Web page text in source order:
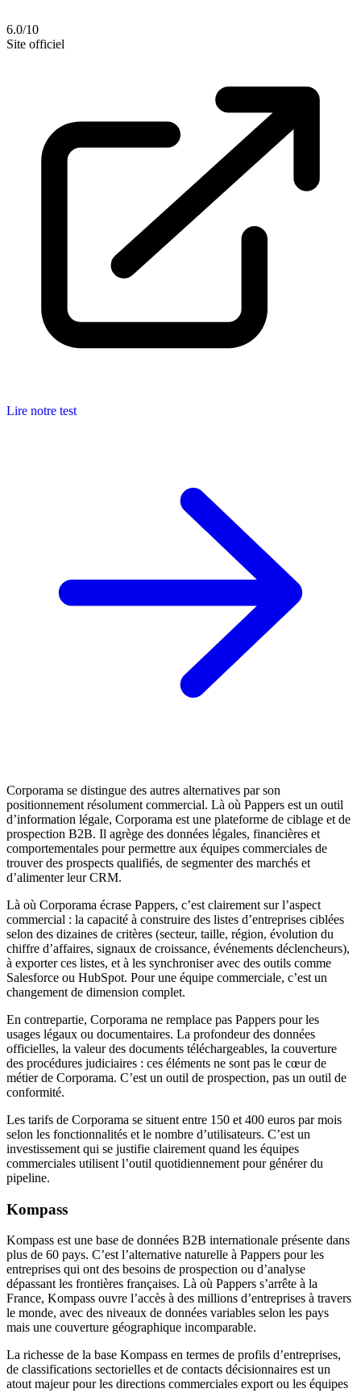
6.0/10
Site officiel
Lire notre test
Corporama se distingue des autres alternatives par son
positionnement résolument commercial. Là où Pappers est un outil
d’information légale, Corporama est une plateforme de ciblage et de
prospection B2B. Il agrège des données légales, financières et
comportementales pour permettre aux équipes commerciales de
trouver des prospects qualifiés, de segmenter des marchés et
d’alimenter leur CRM.
Là où Corporama écrase Pappers, c’est clairement sur l’aspect
commercial : la capacité à construire des listes d’entreprises ciblées
selon des dizaines de critères (secteur, taille, région, évolution du
chiffre d’affaires, signaux de croissance, événements déclencheurs),
à exporter ces listes, et à les synchroniser avec des outils comme
Salesforce ou HubSpot. Pour une équipe commerciale, c’est un
changement de dimension complet.
En contrepartie, Corporama ne remplace pas Pappers pour les
usages légaux ou documentaires. La profondeur des données
officielles, la valeur des documents téléchargeables, la couverture
des procédures judiciaires : ces éléments ne sont pas le cœur de
métier de Corporama. C’est un outil de prospection, pas un outil de
conformité.
Les tarifs de Corporama se situent entre 150 et 400 euros par mois
selon les fonctionnalités et le nombre d’utilisateurs. C’est un
investissement qui se justifie clairement quand les équipes
commerciales utilisent l’outil quotidiennement pour générer du
pipeline.
Kompass
Kompass est une base de données B2B internationale présente dans
plus de 60 pays. C’est l’alternative naturelle à Pappers pour les
entreprises qui ont des besoins de prospection ou d’analyse
dépassant les frontières françaises. Là où Pappers s’arrête à la
France, Kompass ouvre l’accès à des millions d’entreprises à travers
le monde, avec des niveaux de données variables selon les pays
mais une couverture géographique incomparable.
La richesse de la base Kompass en termes de profils d’entreprises,
de classifications sectorielles et de contacts décisionnaires est un
atout majeur pour les directions commerciales export ou les équipes